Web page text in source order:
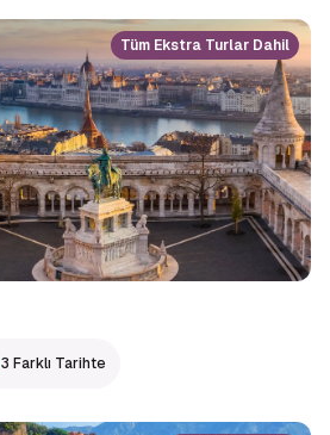
Tüm Ekstra Turlar Dahil
3 Farklı Tarihte